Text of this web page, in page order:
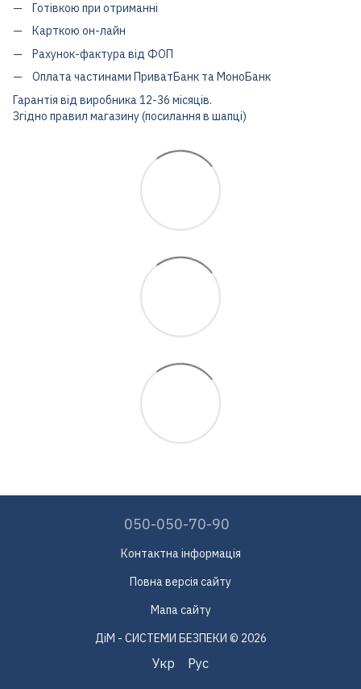
Готівкою при отриманні
Карткою он-лайн
Рахунок-фактура від ФОП
Оплата частинами ПриватБанк та МоноБанк
Гарантія від виробника 12-36 місяців.
Згідно правил магазину (посилання в шапці)
050-050-70-90
Контактна інформація
Повна версія сайту
Мапа сайту
ДіМ - СИСТЕМИ БЕЗПЕКИ © 2026
Укр Рус